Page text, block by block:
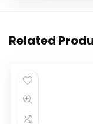
Related